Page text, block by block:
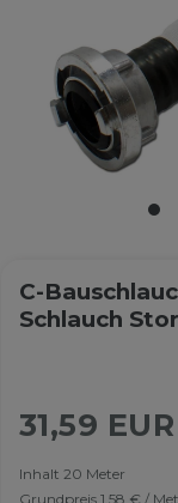
C-
Schlauch
31,59 EUR
Inhalt 20 Meter
Grundpreis 1,58 € /